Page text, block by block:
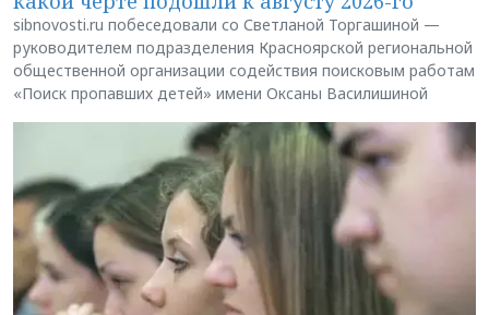
sibnovosti.ru побеседовали со Светланой Торгашиной —
руководителем подразделения Красноярской региональной
общественной организации содействия поисковым работам
«Поиск пропавших детей» имени Оксаны Василишиной